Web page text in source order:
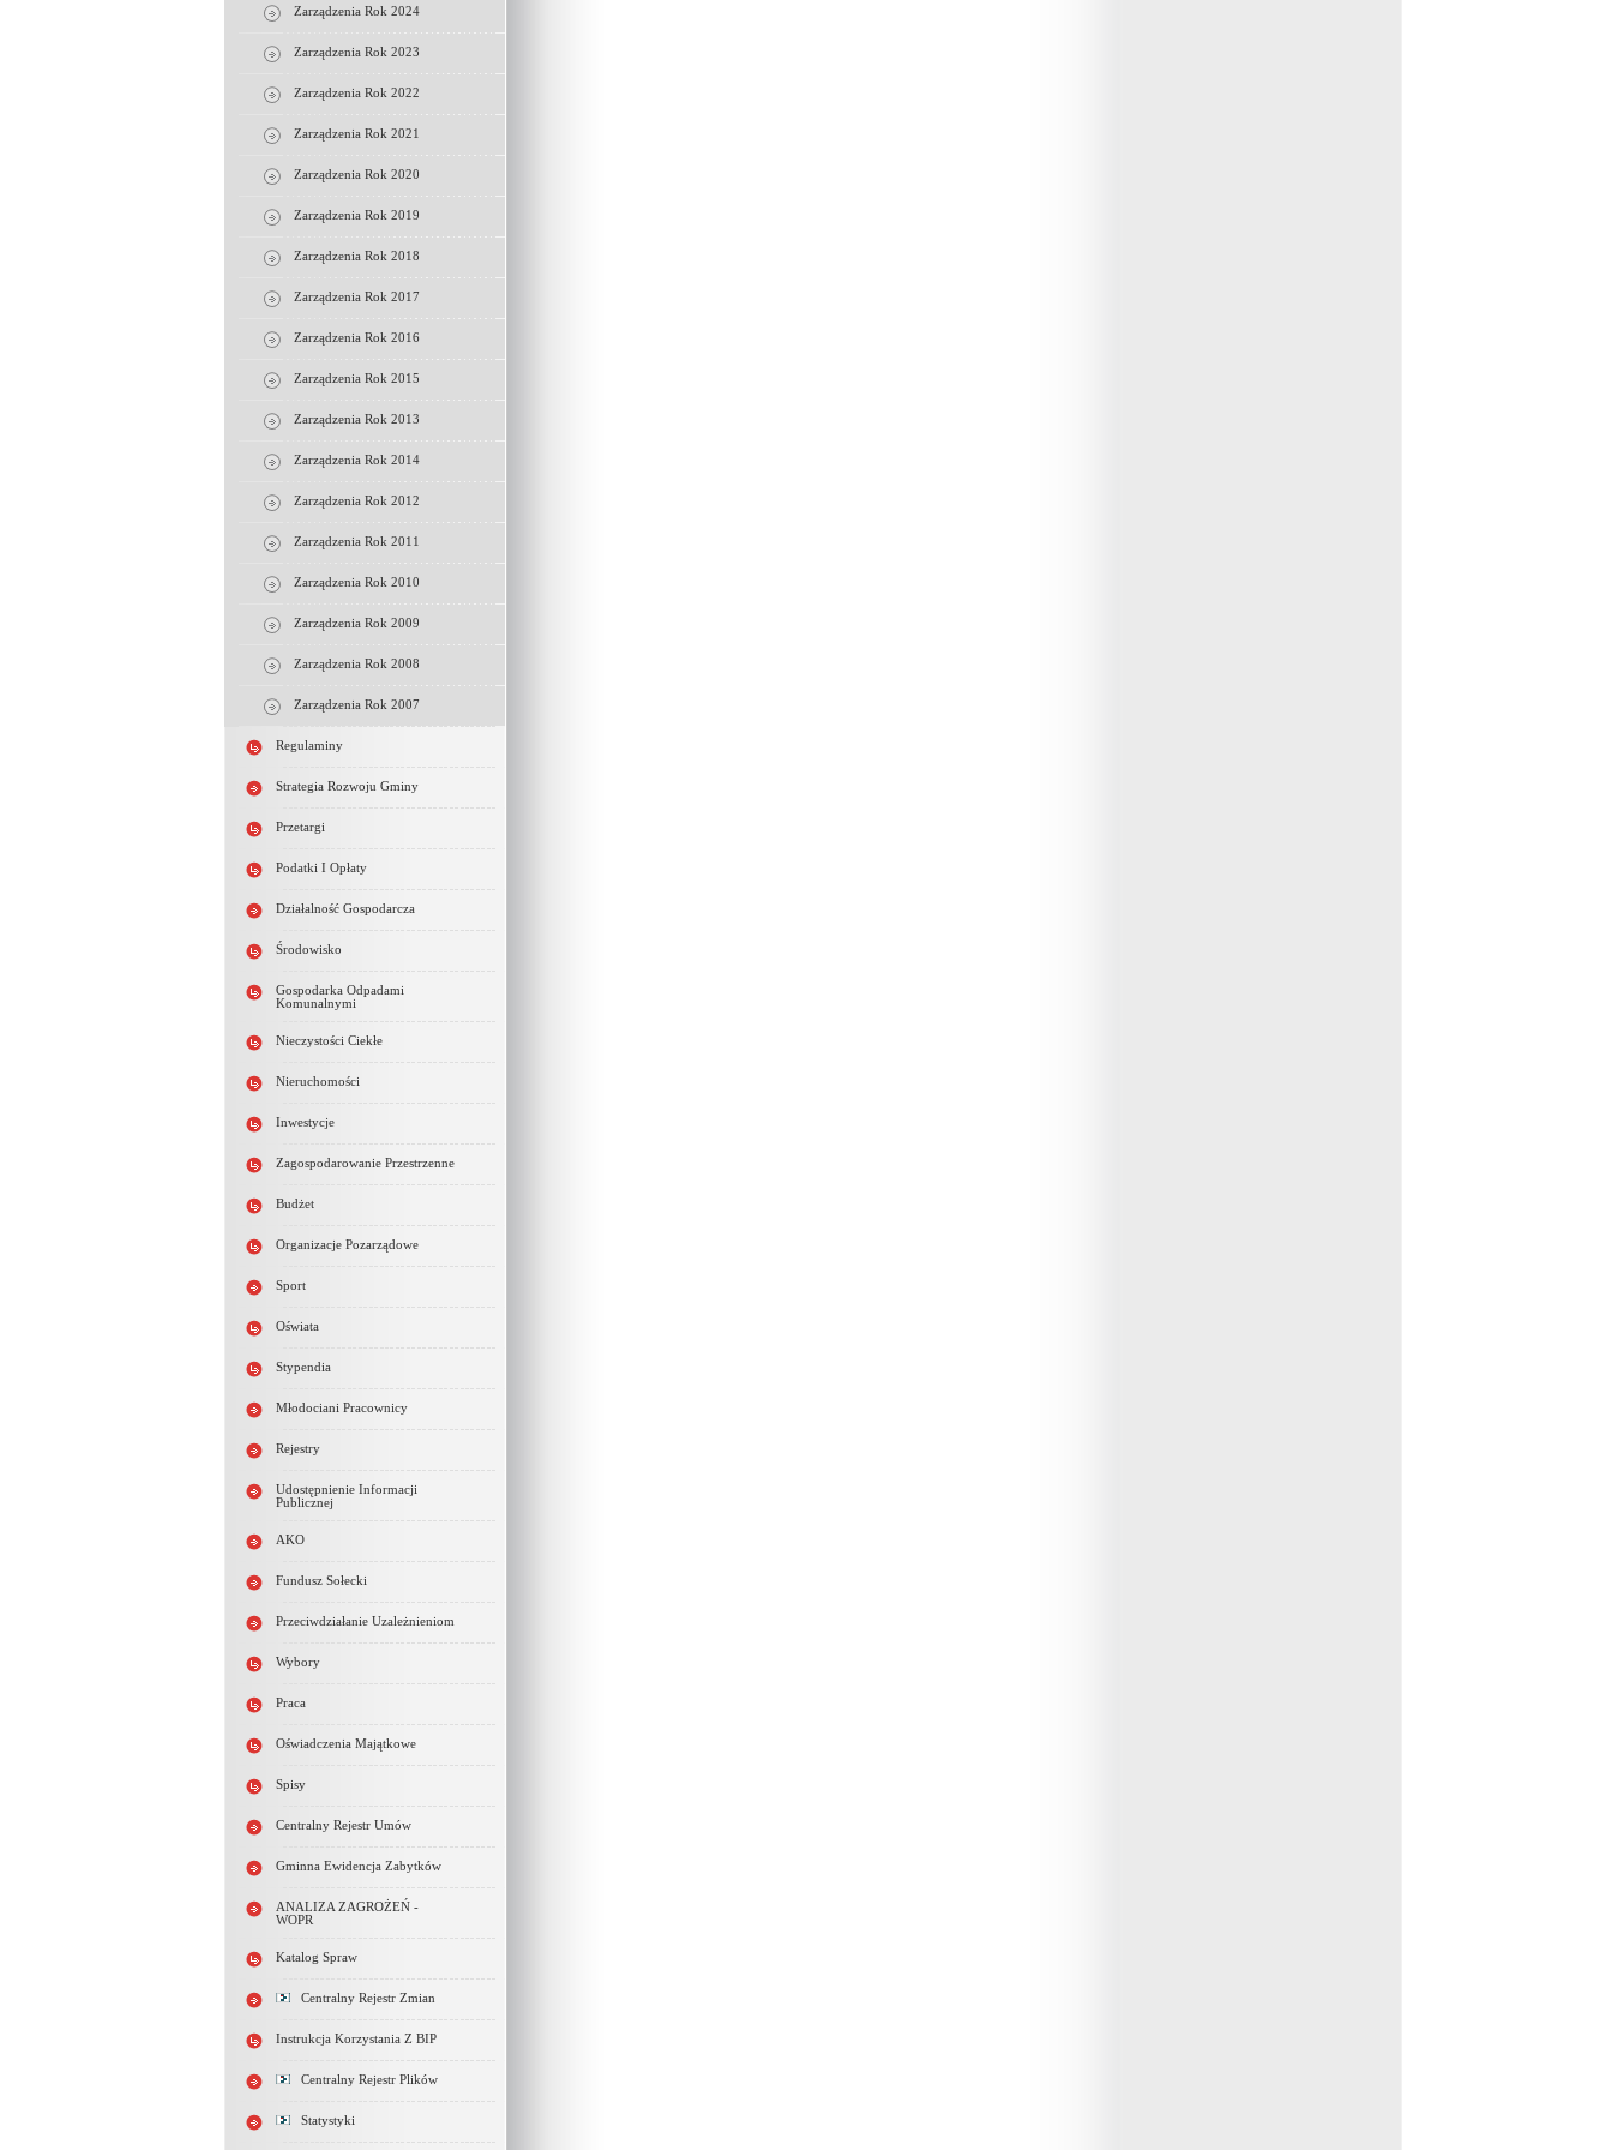
Zarządzenia Rok 2024
Zarządzenia Rok 2023
Zarządzenia Rok 2022
Zarządzenia Rok 2021
Zarządzenia Rok 2020
Zarządzenia Rok 2019
Zarządzenia Rok 2018
Zarządzenia Rok 2017
Zarządzenia Rok 2016
Zarządzenia Rok 2015
Zarządzenia Rok 2013
Zarządzenia Rok 2014
Zarządzenia Rok 2012
Zarządzenia Rok 2011
Zarządzenia Rok 2010
Zarządzenia Rok 2009
Zarządzenia Rok 2008
Zarządzenia Rok 2007
Regulaminy
Strategia Rozwoju Gminy
Przetargi
Podatki I Opłaty
Działalność Gospodarcza
Środowisko
Gospodarka Odpadami
Komunalnymi
Nieczystości Ciekłe
Nieruchomości
Inwestycje
Zagospodarowanie Przestrzenne
Budżet
Organizacje Pozarządowe
Sport
Oświata
Stypendia
Młodociani Pracownicy
Rejestry
Udostępnienie Informacji
Publicznej
AKO
Fundusz Sołecki
Przeciwdziałanie Uzależnieniom
Wybory
Praca
Oświadczenia Majątkowe
Spisy
Centralny Rejestr Umów
Gminna Ewidencja Zabytków
ANALIZA ZAGROŻEŃ -
WOPR
Katalog Spraw
Centralny Rejestr Zmian
Instrukcja Korzystania Z BIP
Centralny Rejestr Plików
Statystyki